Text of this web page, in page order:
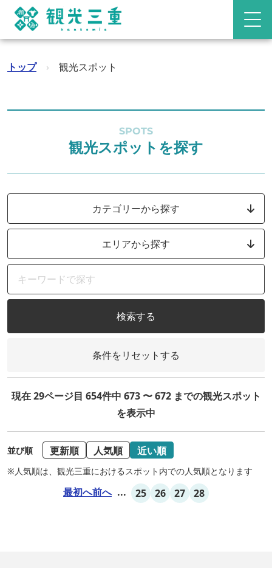
トップ › 観光スポット
SPOTS
観光スポットを探す
カテゴリーから探す
エリアから探す
検索する
条件をリセットする
現在 29ページ目 654件中 673 〜 672 までの観光スポット
を表示中
並び順 更新順 人気順 近い順
※人気順は、観光三重におけるスポット内での人気順となります
最初へ前へ ... 25 26 27 28